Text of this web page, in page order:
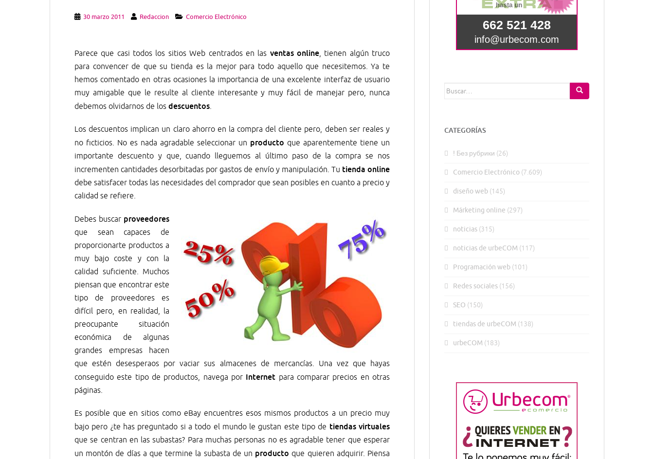
30 marzo 2011 Redaccion Comercio Electrónico
Parece que casi todos los sitios Web centrados en las ventas online, tienen algún truco
para convencer de que su tienda es la mejor para todo aquello que necesitemos. Ya te
hemos comentado en otras ocasiones la importancia de una excelente interfaz de usuario
muy amigable que le resulte al cliente interesante y muy fácil de manejar pero, nunca
debemos olvidarnos de los descuentos.
Los descuentos implican un claro ahorro en la compra del cliente pero, deben ser reales y
no ficticios. No es nada agradable seleccionar un producto que aparentemente tiene un
importante descuento y que, cuando lleguemos al último paso de la compra se nos
incrementen cantidades desorbitadas por gastos de envío y manipulación. Tu tienda online
debe satisfacer todas las necesidades del comprador que sean posibles en cuanto a precio y
calidad se refiere.
Debes buscar proveedores
que sean capaces de
proporcionarte productos a
muy bajo coste y con la
calidad suficiente. Muchos
piensan que encontrar este
tipo de proveedores es
difícil pero, en realidad, la
preocupante situación
económica de algunas
grandes empresas hacen
que estén desesperaos por vaciar sus almacenes de mercancías. Una vez que hayas
conseguido este tipo de productos, navega por Internet para comparar precios en otras
páginas.
Es posible que en sitios como eBay encuentres esos mismos productos a un precio muy
bajo pero ¿te has preguntado si a todo el mundo le gustan este tipo de tiendas virtuales
que se centran en las subastas? Para muchas personas no es agradable tener que esperar
un montón de días a que termine la subasta de un producto que quieren adquirir. Piensa
Buscar:
CATEGORÍAS
! Без рубрики (26)
Comercio Electrónico (7.609)
diseño web (145)
Márketing online (297)
noticias (315)
noticias de urbeCOM (117)
Programación web (101)
Redes sociales (156)
SEO (150)
tiendas de urbeCOM (138)
urbeCOM (183)